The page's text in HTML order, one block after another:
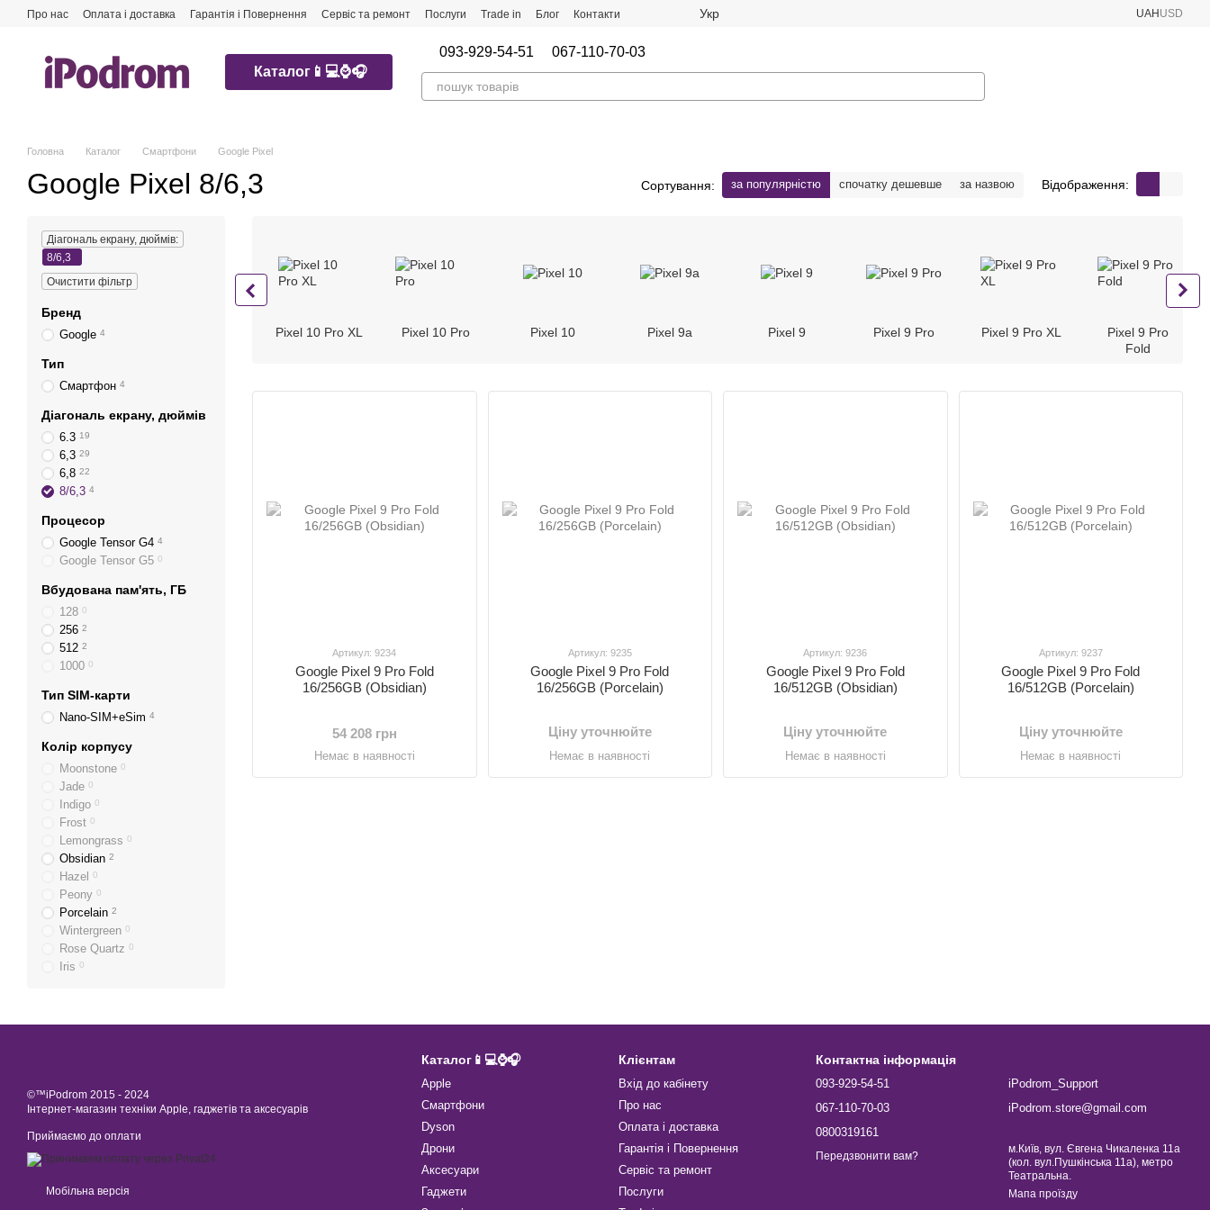
Перейти до основного контенту
Про нас Оплата і доставка Гарантія і Повернення Сервіс та ремонт Послуги Trade in Блог Контакти Укр UAH USD
Каталог📱💻⌚️🎧
093-929-54-51 067-110-70-03
Головна Каталог Смартфони Google Pixel
Google Pixel 8/6,3 Сортування: за популярністю спочатку дешевше за назвою Відображення:
Pixel 10 Pro XL Pixel 10 Pro Pixel 10 Pixel 9a Pixel 9 Pixel 9 Pro Pixel 9 Pro XL
Pixel 9 Pro
Fold
Артикул: 9234
Google Pixel 9 Pro Fold
16/256GB (Obsidian)
54 208 грн
Немає в наявності
Артикул: 9235
Google Pixel 9 Pro Fold
16/256GB (Porcelain)
Ціну уточнюйте
Немає в наявності
Артикул: 9236
Google Pixel 9 Pro Fold
16/512GB (Obsidian)
Ціну уточнюйте
Немає в наявності
Артикул: 9237
Google Pixel 9 Pro Fold
16/512GB (Porcelain)
Ціну уточнюйте
Немає в наявності
Діагональ екрану, дюймів:
8/6,3
Очистити фільтр
Бренд
Google 4
Тип
Смартфон 4
Діагональ екрану, дюймів
6.3 19
6,3 29
6,8 22
8/6,3 4
Процесор
Google Tensor G4 4
Google Tensor G5 0
Вбудована пам'ять, ГБ
128 0
256 2
512 2
1000 0
Тип SIM-карти
Nano-SIM+eSim 4
Колір корпусу
Moonstone 0
Jade 0
Indigo 0
Frost 0
Lemongrass 0
Obsidian 2
Hazel 0
Peony 0
Porcelain 2
Wintergreen 0
Rose Quartz 0
Iris 0
©™iPodrom 2015 - 2024
Інтернет-магазин техніки Apple, гаджетів та аксесуарів
Приймаємо до оплати
Мобільна версія
Каталог📱💻⌚️🎧
Apple
Смартфони
Dyson
Дрони
Аксесуари
Гаджети
Клієнтам
Вхід до кабінету
Про нас
Оплата і доставка
Гарантія і Повернення
Сервіс та ремонт
Послуги
Контактна інформація
093-929-54-51
067-110-70-03
0800319161
Передзвонити вам?
iPodrom_Support
iPodrom.store@gmail.com
м.Київ, вул. Євгена Чикаленка 11а
(кол. вул.Пушкінська 11а), метро
Театральна.
Мапа проїзду